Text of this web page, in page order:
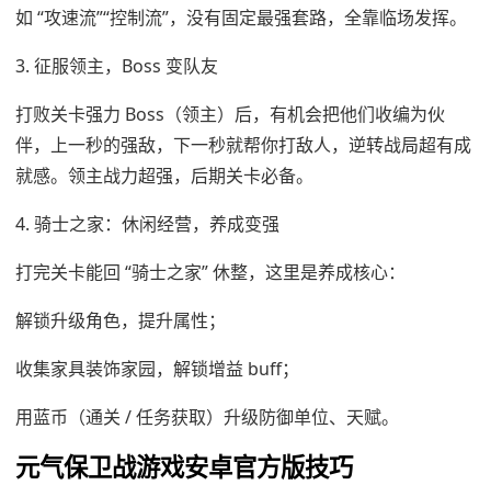
如 “攻速流”“控制流”，没有固定最强套路，全靠临场发挥。
3. 征服领主，Boss 变队友
打败关卡强力 Boss（领主）后，有机会把他们收编为伙
伴，上一秒的强敌，下一秒就帮你打敌人，逆转战局超有成
就感。领主战力超强，后期关卡必备。
4. 骑士之家：休闲经营，养成变强
打完关卡能回 “骑士之家” 休整，这里是养成核心：
解锁升级角色，提升属性；
收集家具装饰家园，解锁增益 buff；
用蓝币（通关 / 任务获取）升级防御单位、天赋。
元气保卫战游戏安卓官方版技巧